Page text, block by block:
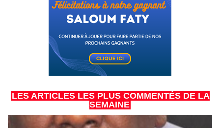
LES ARTICLES LES PLUS COMMENTÉS DE LA
SEMAINE